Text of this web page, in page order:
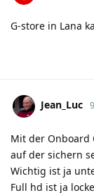
G-store in Lana
Jean_Luc
Mit der Onboard
auf der sichern
Wichtig ist ja
Full hd ist ja